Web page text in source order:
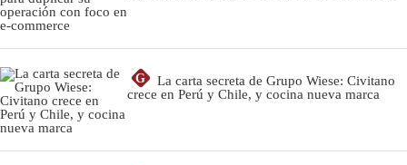
G
La carta secreta de Grupo Wiese: Civitano
crece en Perú y Chile, y cocina nueva marca